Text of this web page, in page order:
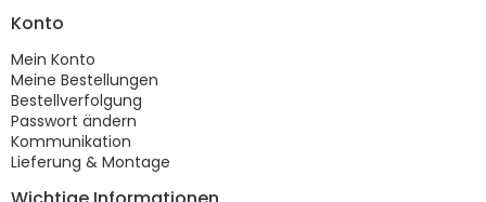
Konto
Mein Konto
Meine Bestellungen
Bestellverfolgung
Passwort ändern
Kommunikation
Lieferung & Montage